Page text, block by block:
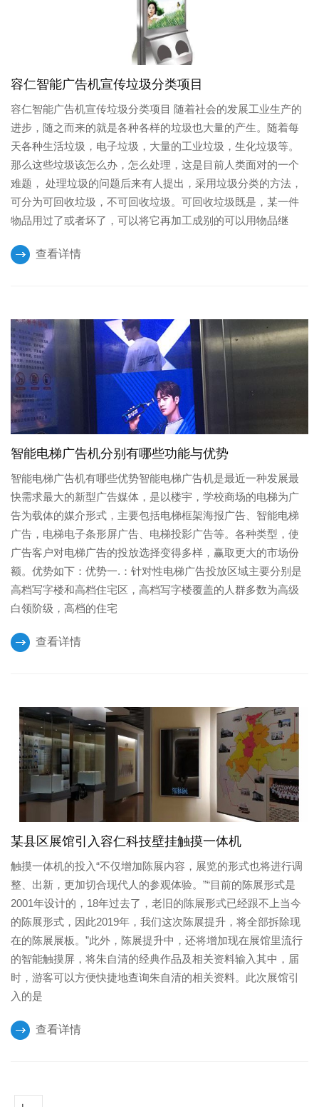
容仁智能广告机宣传垃圾分类项目
容仁智能广告机宣传垃圾分类项目 随着社会的发展工业生产的
进步，随之而来的就是各种各样的垃圾也大量的产生。随着每
天各种生活垃圾，电子垃圾，大量的工业垃圾，生化垃圾等。
那么这些垃圾该怎么办，怎么处理，这是目前人类面对的一个
难题， 处理垃圾的问题后来有人提出，采用垃圾分类的方法，
可分为可回收垃圾，不可回收垃圾。可回收垃圾既是，某一件
物品用过了或者坏了，可以将它再加工成别的可以用物品继
查看详情
智能电梯广告机分别有哪些功能与优势
智能电梯广告机有哪些优势智能电梯广告机是最近一种发展最
快需求最大的新型广告媒体，是以楼宇，学校商场的电梯为广
告为载体的媒介形式，主要包括电梯框架海报广告、智能电梯
广告，电梯电子条形屏广告、电梯投影广告等。各种类型，使
广告客户对电梯广告的投放选择变得多样，赢取更大的市场份
额。优势如下：优势一.：针对性电梯广告投放区域主要分别是
高档写字楼和高档住宅区，高档写字楼覆盖的人群多数为高级
白领阶级，高档的住宅
查看详情
某县区展馆引入容仁科技壁挂触摸一体机
触摸一体机的投入“不仅增加陈展内容，展览的形式也将进行调
整、出新，更加切合现代人的参观体验。”“目前的陈展形式是
2001年设计的，18年过去了，老旧的陈展形式已经跟不上当今
的陈展形式，因此2019年，我们这次陈展提升，将全部拆除现
在的陈展展板。”此外，陈展提升中，还将增加现在展馆里流行
的智能触摸屏，将朱自清的经典作品及相关资料输入其中，届
时，游客可以方便快捷地查询朱自清的相关资料。此次展馆引
入的是
查看详情